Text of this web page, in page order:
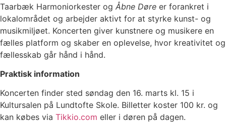
Taarbæk Harmoniorkester og Åbne Døre er forankret i
lokalområdet og arbejder aktivt for at styrke kunst- og
musikmiljøet. Koncerten giver kunstnere og musikere en
fælles platform og skaber en oplevelse, hvor kreativitet og
fællesskab går hånd i hånd.
Praktisk information
Koncerten finder sted søndag den 16. marts kl. 15 i
Kultursalen på Lundtofte Skole. Billetter koster 100 kr. og
kan købes via Tikkio.com eller i døren på dagen.